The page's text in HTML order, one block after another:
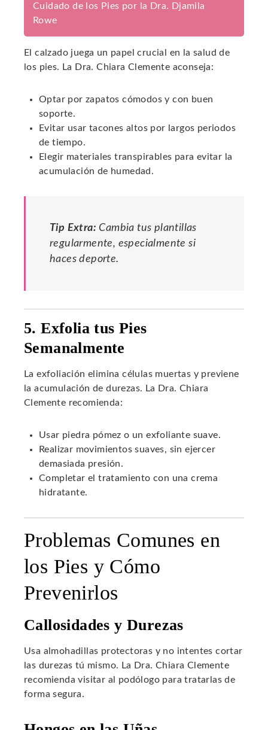
Cuidado de los Pies por la Dra. Djamila
Rowe
El calzado juega un papel crucial en la salud de
los pies. La Dra. Chiara Clemente aconseja:
Optar por zapatos cómodos y con buen
soporte.
Evitar usar tacones altos por largos periodos
de tiempo.
Elegir materiales transpirables para evitar la
acumulación de humedad.
Tip Extra: Cambia tus plantillas
regularmente, especialmente si
haces deporte.
5. Exfolia tus Pies
Semanalmente
La exfoliación elimina células muertas y previene
la acumulación de durezas. La Dra. Chiara
Clemente recomienda:
Usar piedra pómez o un exfoliante suave.
Realizar movimientos suaves, sin ejercer
demasiada presión.
Completar el tratamiento con una crema
hidratante.
Problemas Comunes en
los Pies y Cómo
Prevenirlos
Callosidades y Durezas
Usa almohadillas protectoras y no intentes cortar
las durezas tú mismo. La Dra. Chiara Clemente
recomienda visitar al podólogo para tratarlas de
forma segura.